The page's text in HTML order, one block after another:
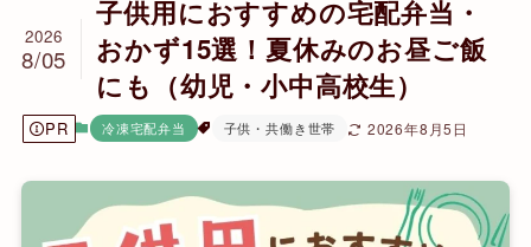
子供用におすすめの宅配弁当・
おかず15選！夏休みのお昼ご飯
にも（幼児・小中高校生）
2026
8/05
PR 冷凍宅配弁当 子供・共働き世帯 2026年8月5日